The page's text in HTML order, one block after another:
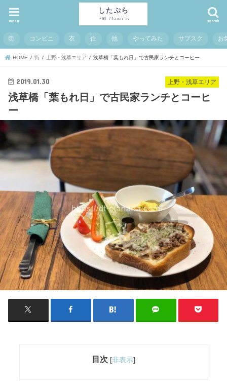
search
menu
街 コンビニ 衣 住 他 やってみた サブスク お
HOME 街 上野・浅草エリア 浅草橋「葉もれ日」で古民家ランチとコーヒー
上野・浅草エリア
2019.01.30
浅草橋「葉もれ日」で古民家ランチとコーヒ
ー
目次 [非表示]